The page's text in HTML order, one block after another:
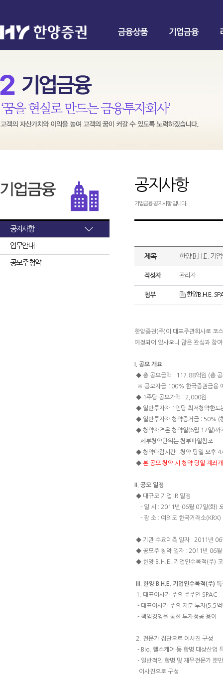
금융상품 기업금융
공지사항
업무안내
공모주 청약
공지사항
기업금융 공지사항 입니다.
제목 한양 B.H.E. 기
작성자 관리자
첨부 한양B.H.E.
한양증권(주)이 대표주관회사로 코
예정되어 있사오니 많은 관심과 참
I. 공모 개요
◆ 총 공모금액 : 117.88억원 (총
※ 공모자금 100% 한국증권금융
◆ 1주당 공모가액 : 2,000원
◆ 일반투자자 1인당 최저청약한
◆ 일반투자자 청약증거금 : 50% (
◆ 청약자격은 청약일(6월 17일)까
세부청약단위는 첨부파일참조
◆ 청약마감시간 : 청약 당일 오후 4
◆ 본 공모 청약 시 청약 당일 계좌
II. 공모 일정
◆ 대규모 기업 IR 일정
- 일 시 : 2011년 06월 07일(화)
- 장 소 : 여의도 한국거래소(KRX)
◆ 기관 수요예측 일자 : 2011년
◆ 공모주 청약 일자 : 2011년 06
◆ 한양 B.H.E. 기업인수목적(주)
III. 한양 B.H.E. 기업인수목적(주) 특
1. 대표이사가 주요 주주인 SPAC
- 대표이사가 주요 지분 투자(5.5
- 책임경영을 통한 투자성공 용이
2. 전문가 집단으로 이사진 구성
- Bio, 헬스케어 등 합병 대상산업
- 일반적인 합병 및 재무전문가 뿐
이사진으로 구성